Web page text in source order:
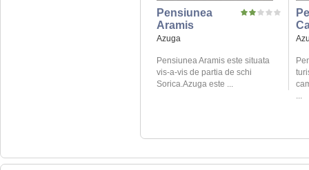
Pensiunea
Aramis
Azuga
Pensiunea Aramis este situata
vis-a-vis de partia de schi
Sorica.Azuga este ...
...